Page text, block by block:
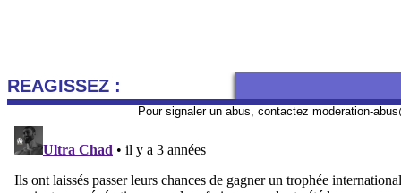
REAGISSEZ :
Pour signaler un abus, contactez moderation-